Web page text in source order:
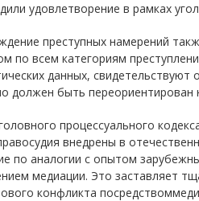
удовлетворение в рамках
преступных намерений
по всем категориям
данных,
должен быть переориентирован
процессуального
внедрены в
по аналогии с опытом
медиации. Это заставляет
конфликта